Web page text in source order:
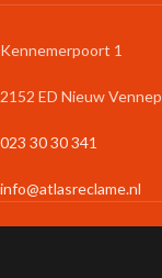
Kennemerpoort 1
2152 ED Nieuw Vennep
023 30 30 341
info@atlasreclame.nl